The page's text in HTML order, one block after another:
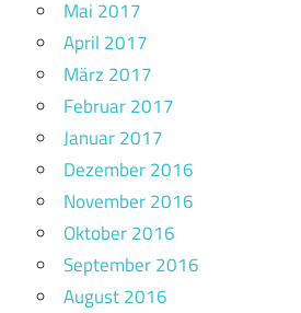
Mai 2017
April 2017
März 2017
Februar 2017
Januar 2017
Dezember 2016
November 2016
Oktober 2016
September 2016
August 2016